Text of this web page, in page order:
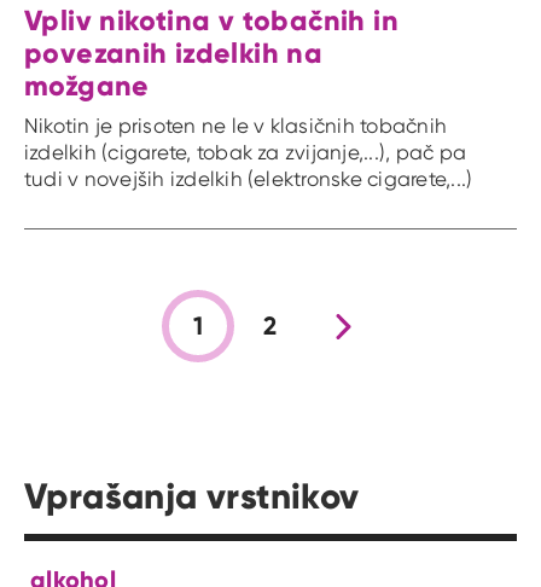
Vpliv nikotina v tobačnih in
povezanih izdelkih na
možgane
Nikotin je prisoten ne le v klasičnih tobačnih
izdelkih (cigarete, tobak za zvijanje,...), pač pa
tudi v novejših izdelkih (elektronske cigarete,...)
1 2 Nova stran
Vprašanja vrstnikov
alkohol